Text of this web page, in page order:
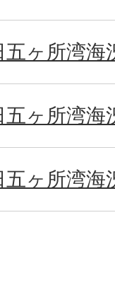
ヶ所湾海
ヶ所湾海
ヶ所湾海